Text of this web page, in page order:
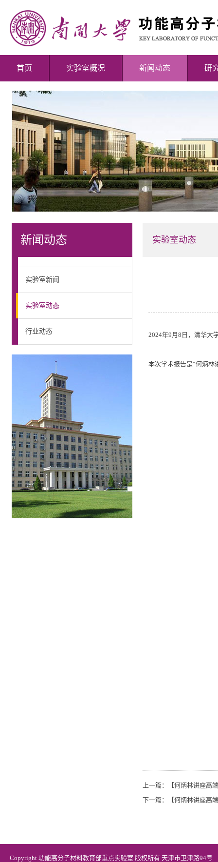
首页 实验室概况 新闻动态 研
新闻动态
实验室新闻
实验室动态
行业动态
实验室动态
2024年9月8日，清华大
本次学术报告是“何炳林
上一篇：
【何炳林讲座高
下一篇：
【何炳林讲座高
Copyright 功能高分子材料教育部重点实验室 版权所有 天津市卫津路94号